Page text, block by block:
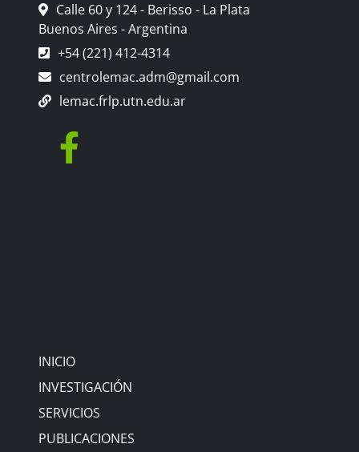
Calle 60 y 124 - Berisso - La Plata
Buenos Aires - Argentina
+54 (221) 412-4314
centrolemac.adm@gmail.com
lemac.frlp.utn.edu.ar
INICIO
INVESTIGACIÓN
SERVICIOS
PUBLICACIONES